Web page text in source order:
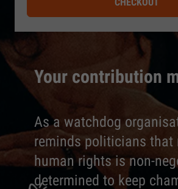
Your contribution
As a watchdog
reminds politicians that
human rights is non-
determined to keep